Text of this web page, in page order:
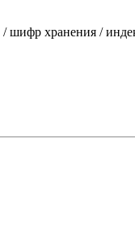
/ шифр хранения /